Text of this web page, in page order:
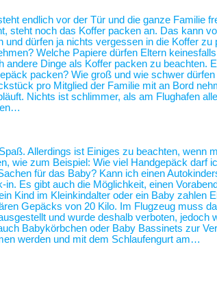
endlich vor der Tür und die ganze Familie
steht noch das Koffer packen an. Das kann
dürfen ja nichts vergessen in die Koffer
Welche Papiere dürfen Eltern
Dinge als Koffer packen zu beachten.
packen? Wie groß und wie schwer
pro Mitglied der Familie mit an Bord
Nichts ist schlimmer, als am Flughafen
Allerdings ist Einiges zu beachten, wenn
wie zum Beispiel: Wie viel Handgepäck darf
für das Baby? Kann ich einen
Es gibt auch die Möglichkeit, einen
Kind im Kleinkindalter oder ein Baby zahlen
Gepäcks von 20 Kilo. Im Flugzeug muss
und wurde deshalb verboten, jedoch
Babykörbchen oder Baby Bassinets zur
werden und mit dem Schlaufengurt am…